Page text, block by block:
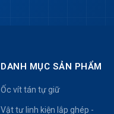
DANH MỤC SẢN PHẨM
Ốc vít tán tự giữ
Vật tư linh kiện lắp ghép -